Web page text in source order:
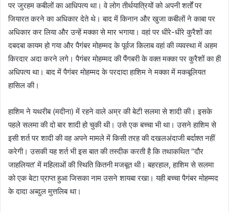
पर जुरहम कबीलों का आधिपत्य था। वे लोग तीर्थयात्रियों को अपनी शर्तों पर
जियारत करने का अधिकार देते थे। बाद में किनान और खुजा कबीलों ने काबा पर
अधिकार कर लिया और उन्हें मक्का से मार भगाया। वहां पर धीरे-धीरे कुरैशों का
दबदबा कायम हो गया और पैगंबर मोहम्मद के पूर्वज किलाब वहां की व्यवस्था में अहम
किरदार अदा करने लगे। पैगंबर मोहम्मद की पैंगबरी के वक्त मक्का पर कुरैशों का ही
अधिपत्य था। बाद में पैगंबर मोहम्मद के परदादा हाशिम ने मक्का में मकबूलियत
हासिल की।
हाशिम ने यथरीब (मदीना) में रहने वाले अम्र की बेटी सलमा से शादी की। इसके
पहले सलमा की दो बार शादी हो चुकी थी। उसे एक बच्चा भी था। उसने हाशिम से
इसी शर्त पर शादी की वह अपने मामले में किसी तरह की दखलअंदाजी बर्दाश्त नहीं
करेगी। उसकी यह शर्त भी इस बात की तस्दीक करती है कि तथाकथित “दौर
जाहलियत’ में महिलाओं की स्थिति कितनी मजबूत थी। बहरहाल, हाशिम से सलमा
को एक बेटा प्राप्त हुआ जिसका नाम उसने शायबा रखा। यही बच्चा पैगंबर मोहम्मद
के दादा अब्दुल मुत्तलिब था।